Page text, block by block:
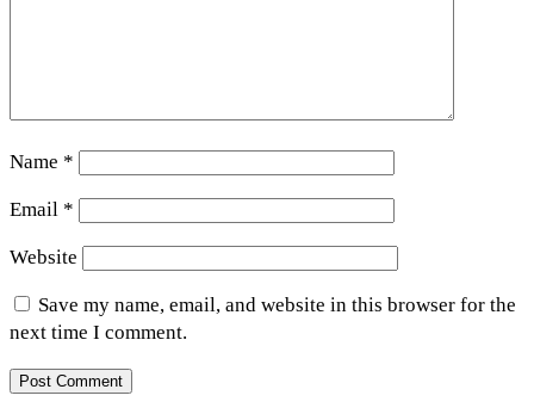
Name *
Email *
Website
Save my name, email, and website in this browser for the
next time I comment.